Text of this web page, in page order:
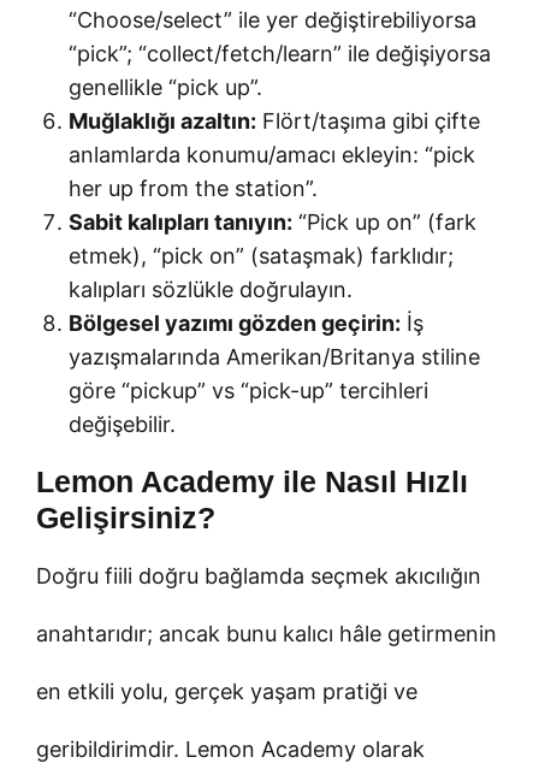
“Choose/select” ile yer değiştirebiliyorsa
“pick”; “collect/fetch/learn” ile değişiyorsa
genellikle “pick up”.
Muğlaklığı azaltın: Flört/taşıma gibi çifte
anlamlarda konumu/amacı ekleyin: “pick
her up from the station”.
Sabit kalıpları tanıyın: “Pick up on” (fark
etmek), “pick on” (sataşmak) farklıdır;
kalıpları sözlükle doğrulayın.
Bölgesel yazımı gözden geçirin: İş
yazışmalarında Amerikan/Britanya stiline
göre “pickup” vs “pick-up” tercihleri
değişebilir.
Lemon Academy ile Nasıl Hızlı
Gelişirsiniz?
Doğru fiili doğru bağlamda seçmek akıcılığın
anahtarıdır; ancak bunu kalıcı hâle getirmenin
en etkili yolu, gerçek yaşam pratiği ve
geribildirimdir. Lemon Academy olarak